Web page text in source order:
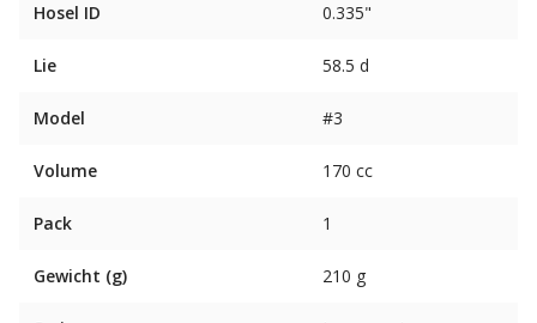
Hosel ID 0.335"
Lie 58.5 d
Model #3
Volume 170 cc
Pack 1
Gewicht (g) 210 g